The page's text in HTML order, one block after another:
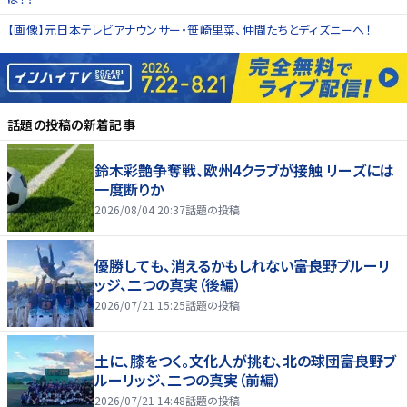
【画像】元日本テレビアナウンサー・笹崎里菜、仲間たちとディズニーへ！
話題の投稿の新着記事
鈴木彩艶争奪戦、欧州4クラブが接触 リーズには
一度断りか
2026/08/04 20:37話題の投稿
優勝しても、消えるかもしれない――富良野ブルーリ
ッジ、二つの真実（後編）
2026/07/21 15:25話題の投稿
土に、膝をつく。文化人が挑む、北の球団――富良野ブ
ルーリッジ、二つの真実（前編）
2026/07/21 14:48話題の投稿